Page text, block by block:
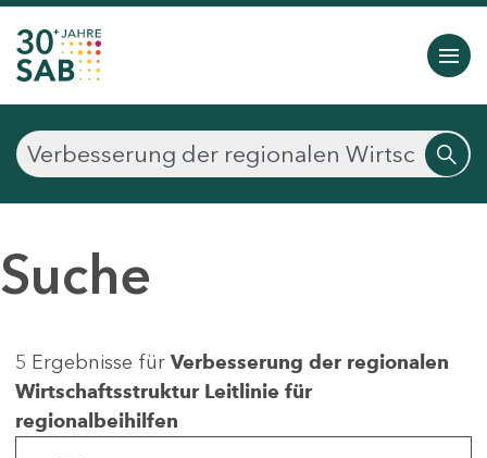
Suche
5 Ergebnisse für Verbesserung der regionalen
Wirtschaftsstruktur Leitlinie für
regionalbeihilfen